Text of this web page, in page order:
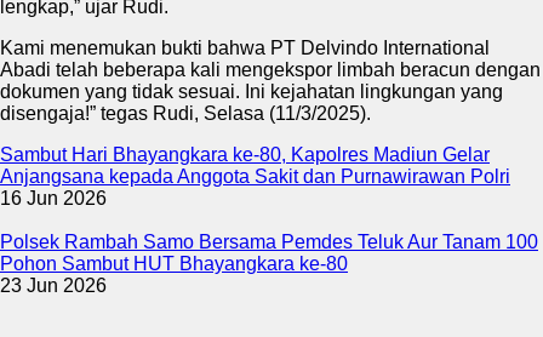
lengkap,” ujar Rudi.
Kami menemukan bukti bahwa PT Delvindo International
Abadi telah beberapa kali mengekspor limbah beracun dengan
dokumen yang tidak sesuai. Ini kejahatan lingkungan yang
disengaja!” tegas Rudi, Selasa (11/3/2025).
Sambut Hari Bhayangkara ke-80, Kapolres Madiun Gelar
Anjangsana kepada Anggota Sakit dan Purnawirawan Polri
16 Jun 2026
Polsek Rambah Samo Bersama Pemdes Teluk Aur Tanam 100
Pohon Sambut HUT Bhayangkara ke-80
23 Jun 2026